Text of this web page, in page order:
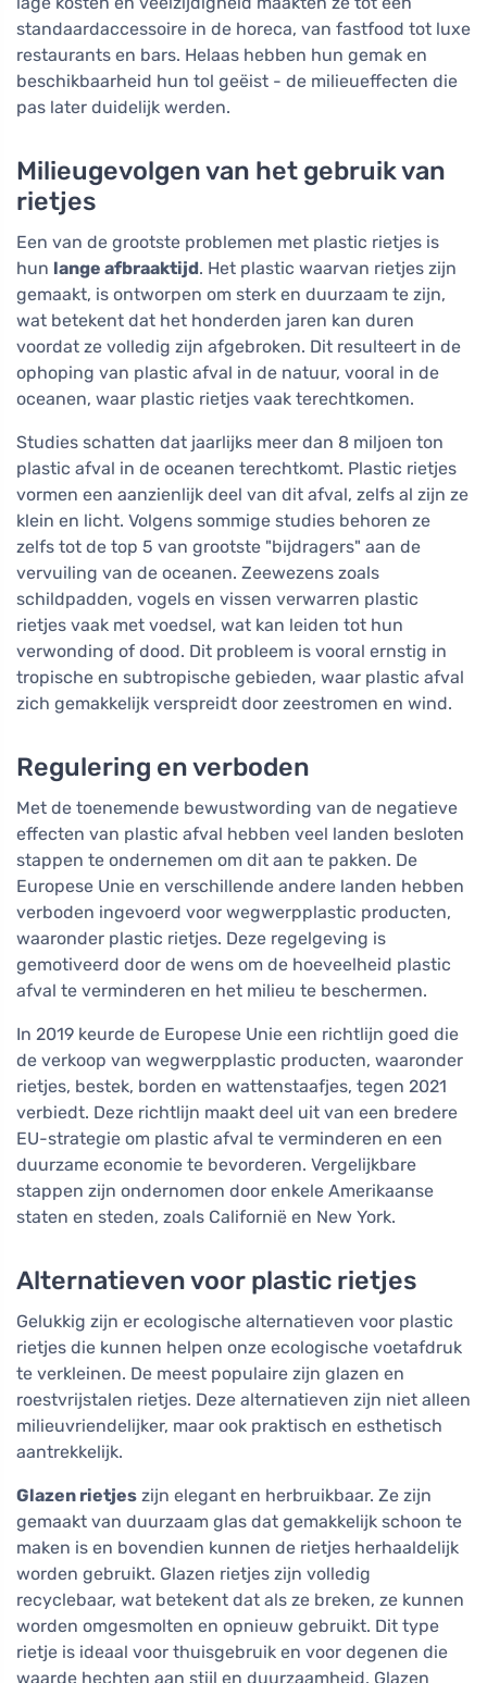
standaardaccessoire in de horeca, van fastfood tot luxe
restaurants en bars. Helaas hebben hun gemak en
beschikbaarheid hun tol geëist - de milieueffecten die
pas later duidelijk werden.
Milieugevolgen van het gebruik van
rietjes
Een van de grootste problemen met plastic rietjes is
hun lange afbraaktijd. Het plastic waarvan rietjes zijn
gemaakt, is ontworpen om sterk en duurzaam te zijn,
wat betekent dat het honderden jaren kan duren
voordat ze volledig zijn afgebroken. Dit resulteert in de
ophoping van plastic afval in de natuur, vooral in de
oceanen, waar plastic rietjes vaak terechtkomen.
Studies schatten dat jaarlijks meer dan 8 miljoen ton
plastic afval in de oceanen terechtkomt. Plastic rietjes
vormen een aanzienlijk deel van dit afval, zelfs al zijn ze
klein en licht. Volgens sommige studies behoren ze
zelfs tot de top 5 van grootste "bijdragers" aan de
vervuiling van de oceanen. Zeewezens zoals
schildpadden, vogels en vissen verwarren plastic
rietjes vaak met voedsel, wat kan leiden tot hun
verwonding of dood. Dit probleem is vooral ernstig in
tropische en subtropische gebieden, waar plastic afval
zich gemakkelijk verspreidt door zeestromen en wind.
Regulering en verboden
Met de toenemende bewustwording van de negatieve
effecten van plastic afval hebben veel landen besloten
stappen te ondernemen om dit aan te pakken. De
Europese Unie en verschillende andere landen hebben
verboden ingevoerd voor wegwerpplastic producten,
waaronder plastic rietjes. Deze regelgeving is
gemotiveerd door de wens om de hoeveelheid plastic
afval te verminderen en het milieu te beschermen.
In 2019 keurde de Europese Unie een richtlijn goed die
de verkoop van wegwerpplastic producten, waaronder
rietjes, bestek, borden en wattenstaafjes, tegen 2021
verbiedt. Deze richtlijn maakt deel uit van een bredere
EU-strategie om plastic afval te verminderen en een
duurzame economie te bevorderen. Vergelijkbare
stappen zijn ondernomen door enkele Amerikaanse
staten en steden, zoals Californië en New York.
Alternatieven voor plastic rietjes
Gelukkig zijn er ecologische alternatieven voor plastic
rietjes die kunnen helpen onze ecologische voetafdruk
te verkleinen. De meest populaire zijn glazen en
roestvrijstalen rietjes. Deze alternatieven zijn niet alleen
milieuvriendelijker, maar ook praktisch en esthetisch
aantrekkelijk.
Glazen rietjes zijn elegant en herbruikbaar. Ze zijn
gemaakt van duurzaam glas dat gemakkelijk schoon te
maken is en bovendien kunnen de rietjes herhaaldelijk
worden gebruikt. Glazen rietjes zijn volledig
recyclebaar, wat betekent dat als ze breken, ze kunnen
worden omgesmolten en opnieuw gebruikt. Dit type
rietje is ideaal voor thuisgebruik en voor degenen die
waarde hechten aan stijl en duurzaamheid. Glazen